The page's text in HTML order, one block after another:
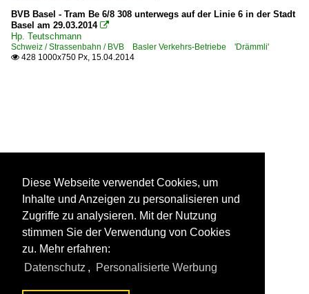
BVB Basel - Tram Be 6/8 308 unterwegs auf der Linie 6 in der Stadt
Basel am 29.03.2014 
Hp. Teutschmann
Schweiz / Strassenbahn / BVB Basler Verkehrs-Betriebe 'Drämmli'
 428 1000x750 Px, 15.04.2014
Diese Webseite verwendet Cookies, um
Inhalte und Anzeigen zu personalisieren und
Zugriffe zu analysieren. Mit der Nutzung
stimmen Sie der Verwendung von Cookies
zu. Mehr erfahren:
Datenschutz , Personalisierte Werbung